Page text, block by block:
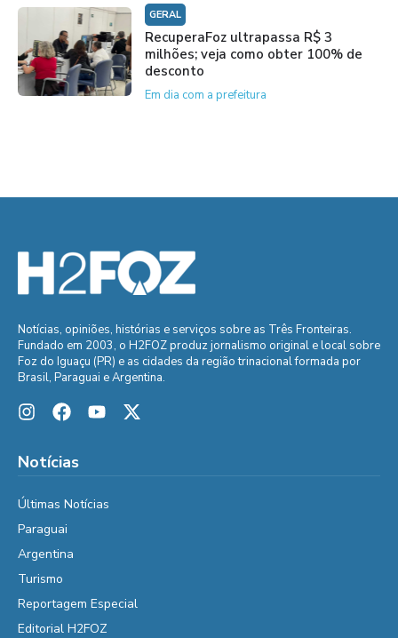
GERAL
RecuperaFoz ultrapassa R$ 3
milhões; veja como obter 100% de
desconto
Em dia com a prefeitura
Notícias, opiniões, histórias e serviços sobre as Três Fronteiras.
Fundado em 2003, o H2FOZ produz jornalismo original e local sobre
Foz do Iguaçu (PR) e as cidades da região trinacional formada por
Brasil, Paraguai e Argentina.
Notícias
Últimas Notícias
Paraguai
Argentina
Turismo
Reportagem Especial
Editorial H2FOZ